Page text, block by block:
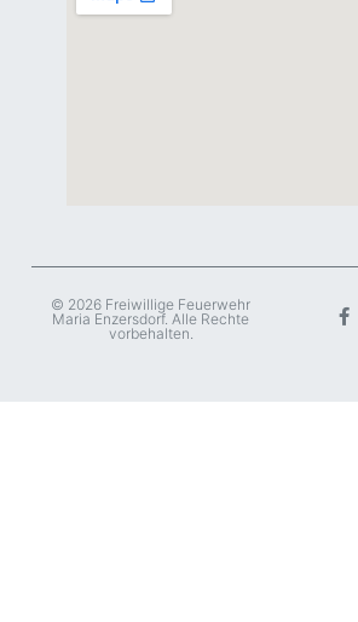
© 2026 Freiwillige Feuerwehr
Maria Enzersdorf. Alle Rechte
vorbehalten.